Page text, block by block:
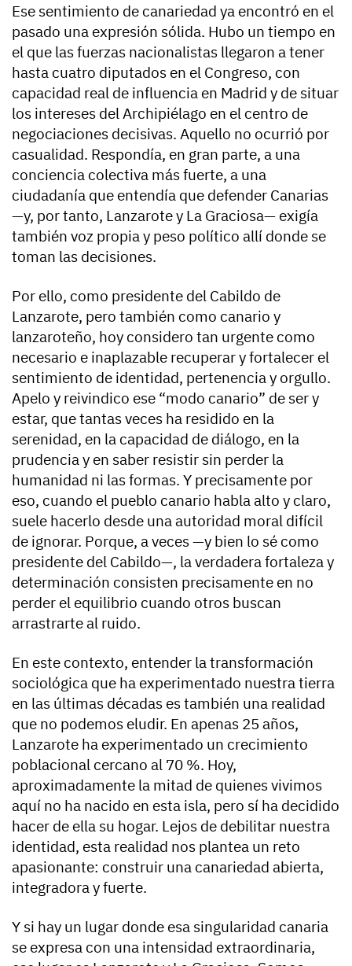
Ese sentimiento de canariedad ya encontró en el
pasado una expresión sólida. Hubo un tiempo en
el que las fuerzas nacionalistas llegaron a tener
hasta cuatro diputados en el Congreso, con
capacidad real de influencia en Madrid y de situar
los intereses del Archipiélago en el centro de
negociaciones decisivas. Aquello no ocurrió por
casualidad. Respondía, en gran parte, a una
conciencia colectiva más fuerte, a una
ciudadanía que entendía que defender Canarias
—y, por tanto, Lanzarote y La Graciosa— exigía
también voz propia y peso político allí donde se
toman las decisiones.
Por ello, como presidente del Cabildo de
Lanzarote, pero también como canario y
lanzaroteño, hoy considero tan urgente como
necesario e inaplazable recuperar y fortalecer el
sentimiento de identidad, pertenencia y orgullo.
Apelo y reivindico ese “modo canario” de ser y
estar, que tantas veces ha residido en la
serenidad, en la capacidad de diálogo, en la
prudencia y en saber resistir sin perder la
humanidad ni las formas. Y precisamente por
eso, cuando el pueblo canario habla alto y claro,
suele hacerlo desde una autoridad moral difícil
de ignorar. Porque, a veces —y bien lo sé como
presidente del Cabildo—, la verdadera fortaleza y
determinación consisten precisamente en no
perder el equilibrio cuando otros buscan
arrastrarte al ruido.
En este contexto, entender la transformación
sociológica que ha experimentado nuestra tierra
en las últimas décadas es también una realidad
que no podemos eludir. En apenas 25 años,
Lanzarote ha experimentado un crecimiento
poblacional cercano al 70 %. Hoy,
aproximadamente la mitad de quienes vivimos
aquí no ha nacido en esta isla, pero sí ha decidido
hacer de ella su hogar. Lejos de debilitar nuestra
identidad, esta realidad nos plantea un reto
apasionante: construir una canariedad abierta,
integradora y fuerte.
Y si hay un lugar donde esa singularidad canaria
se expresa con una intensidad extraordinaria,